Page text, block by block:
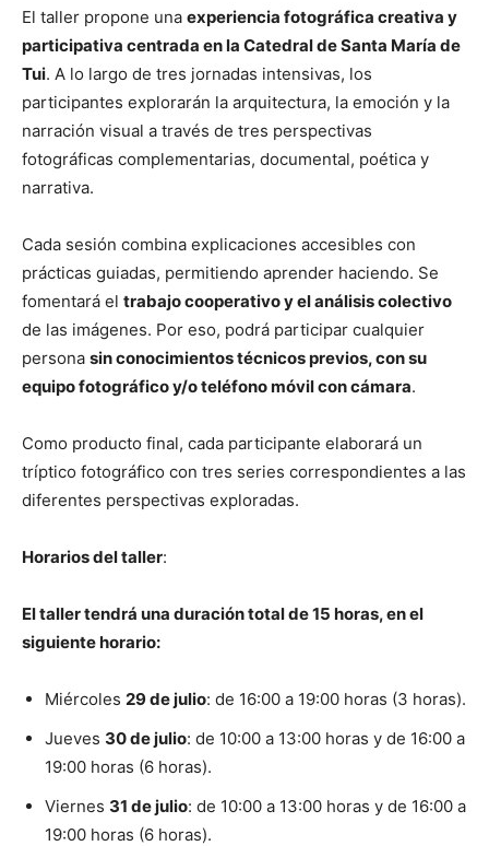
El taller propone una experiencia fotográfica creativa y
participativa centrada en la Catedral de Santa María de
Tui. A lo largo de tres jornadas intensivas, los
participantes explorarán la arquitectura, la emoción y la
narración visual a través de tres perspectivas
fotográficas complementarias, documental, poética y
narrativa.
Cada sesión combina explicaciones accesibles con
prácticas guiadas, permitiendo aprender haciendo. Se
fomentará el trabajo cooperativo y el análisis colectivo
de las imágenes. Por eso, podrá participar cualquier
persona sin conocimientos técnicos previos, con su
equipo fotográfico y/o teléfono móvil con cámara.
Como producto final, cada participante elaborará un
tríptico fotográfico con tres series correspondientes a las
diferentes perspectivas exploradas.
Horarios del taller:
El taller tendrá una duración total de 15 horas, en el
siguiente horario:
Miércoles 29 de julio: de 16:00 a 19:00 horas (3 horas).
Jueves 30 de julio: de 10:00 a 13:00 horas y de 16:00 a
19:00 horas (6 horas).
Viernes 31 de julio: de 10:00 a 13:00 horas y de 16:00 a
19:00 horas (6 horas).